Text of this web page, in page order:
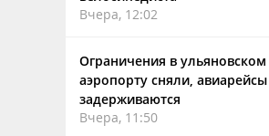
Вчера, 12:02
Ограничения в ульяновском
аэропорту сняли, авиарейсы
задерживаются
Вчера, 11:50